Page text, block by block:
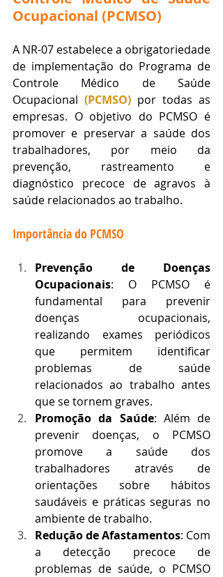
Ocupacional (PCMSO)
A NR-07 estabelece a obrigatoriedade
de implementação do Programa de
Controle Médico de Saúde
Ocupacional (PCMSO) por todas as
empresas. O objetivo do PCMSO é
promover e preservar a saúde dos
trabalhadores, por meio da
prevenção, rastreamento e
diagnóstico precoce de agravos à
saúde relacionados ao trabalho.
Importância do PCMSO
Prevenção de Doenças
Ocupacionais: O PCMSO é
fundamental para prevenir
doenças ocupacionais,
realizando exames periódicos
que permitem identificar
problemas de saúde
relacionados ao trabalho antes
que se tornem graves.
Promoção da Saúde: Além de
prevenir doenças, o PCMSO
promove a saúde dos
trabalhadores através de
orientações sobre hábitos
saudáveis e práticas seguras no
ambiente de trabalho.
Redução de Afastamentos: Com
a detecção precoce de
problemas de saúde, o PCMSO